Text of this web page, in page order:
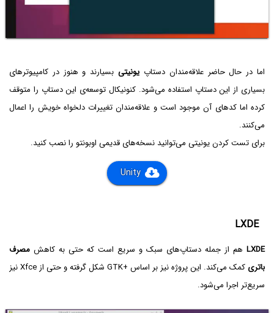
اما در حال حاضر علاقه‌مندان دستاپ یونیتیبسیارند و هنوز در کامپیوترهای
بسیاری از این دستاپ استفاده می‌شود. کنونیکال توسعه‌ی این دستاپ را متوقف
کرده اما کدهای آن موجود است و علاقه‌مندان تغییرات دلخواه خویش را اعمال
می‌کنند.
برای تست کردن یونیتی می‌توانید نسخه‌های قدیمی اوبونتو را نصب کنید.
Unity
LXDE
LXDE هم از جمله دستاپ‌های سبک و سریع است که حتی به کاهش مصرف
باتری کمک می‌کند. این پروژه نیز بر اساس GTK+
شکل گرفته و حتی از Xfce نیز
سریع‌تر اجرا می‌شود.